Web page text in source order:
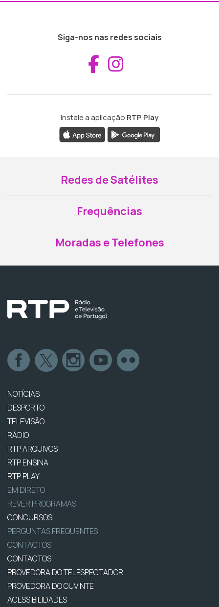
Siga-nos nas redes sociais
Aceder ao
Instale a aplicação RTP Play
Redes de Satélites
Frequências
Moradas e Telefones
NOTÍCIAS
DESPORTO
TELEVISÃO
RÁDIO
RTP ARQUIVOS
RTP ENSINA
RTP PLAY
EM DIRETO
REVER PROGRAMAS
CONCURSOS
PERGUNTAS FREQUENTES
CONTACTOS
CONTACTOS
PROVEDORA DO TELESPECTADOR
PROVEDORA DO OUVINTE
ACESSIBILIDADES